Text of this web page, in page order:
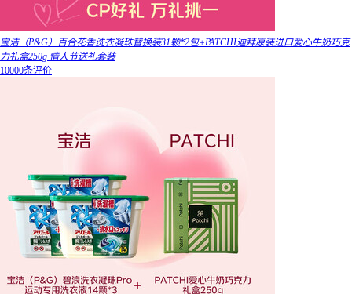
宝洁（P&G）百合花香洗衣凝珠替换装31颗*2包+PATCHI迪拜原装进口爱心牛奶巧克
力礼盒250g 情人节送礼套装
10000条评价